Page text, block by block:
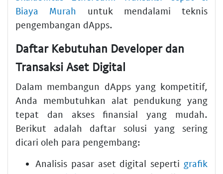
Biaya Murah untuk mendalami teknis
pengembangan dApps.
Daftar Kebutuhan Developer dan
Transaksi Aset Digital
Dalam membangun dApps yang kompetitif,
Anda membutuhkan alat pendukung yang
tepat dan akses finansial yang mudah.
Berikut adalah daftar solusi yang sering
dicari oleh para pengembang:
Analisis pasar aset digital seperti grafik